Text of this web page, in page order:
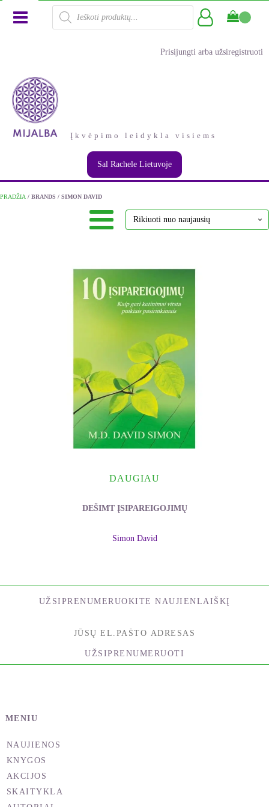
Products
search
Prisijungti arba užsiregistruoti
Įkvėpimo leidykla visiems
Sal Rachele Lietuvoje
PRADŽIA / BRANDS / SIMON DAVID
DAUGIAU
DEŠIMT ĮSIPAREIGOJIMŲ
Simon David
UŽSIPRENUMERUOKITE NAUJIENLAIŠKĮ
UŽSIPRENUMERUOTI
MENIU
NAUJIENOS
KNYGOS
AKCIJOS
SKAITYKLA